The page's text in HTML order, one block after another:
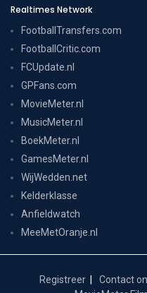
Realtimes Network
FootballTransfers.com
FootballCritic.com
FCUpdate.nl
GPFans.com
MovieMeter.nl
MusicMeter.nl
BoekMeter.nl
GamesMeter.nl
WijWedden.net
Kelderklasse
Anfieldwatch
MeeMetOranje.nl
Registreer Contact